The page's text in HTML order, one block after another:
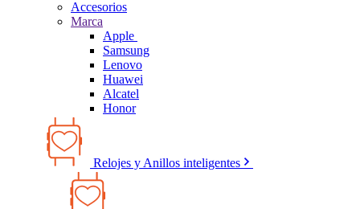
Accesorios
Marca
Apple
Samsung
Lenovo
Huawei
Alcatel
Honor
Relojes y Anillos inteligentes